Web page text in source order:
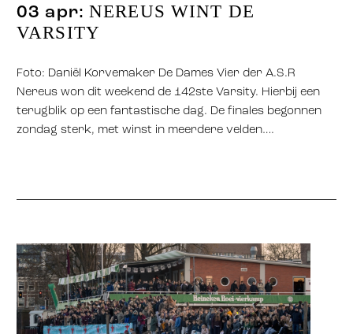
03 apr: NEREUS WINT DE
VARSITY
Foto: Daniël Korvemaker De Dames Vier der A.S.R
Nereus won dit weekend de 142ste Varsity. Hierbij een
terugblik op een fantastische dag. De finales begonnen
zondag sterk, met winst in meerdere velden….